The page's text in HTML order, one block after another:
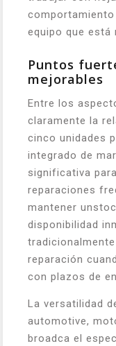
equipo que está
Puntos
mejorables
Entre los
claramente la
cinco unidades
integrado de
significativa
reparaciones
mantener
disponibilidad
reparación
con plazos de
La versatilidad
automotive,
broadca el